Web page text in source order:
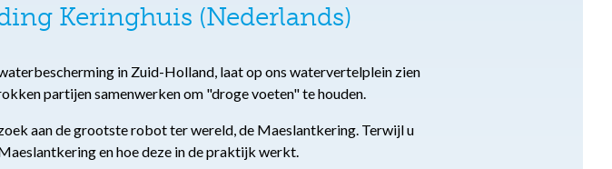
Keringhuis (Nederlands)
in Zuid-Holland, laat op ons watervertelplein zien
partijen samenwerken om "droge voeten" te houden.
aan de grootste robot ter wereld, de Maeslantkering. Terwijl u
en hoe deze in de praktijk werkt.